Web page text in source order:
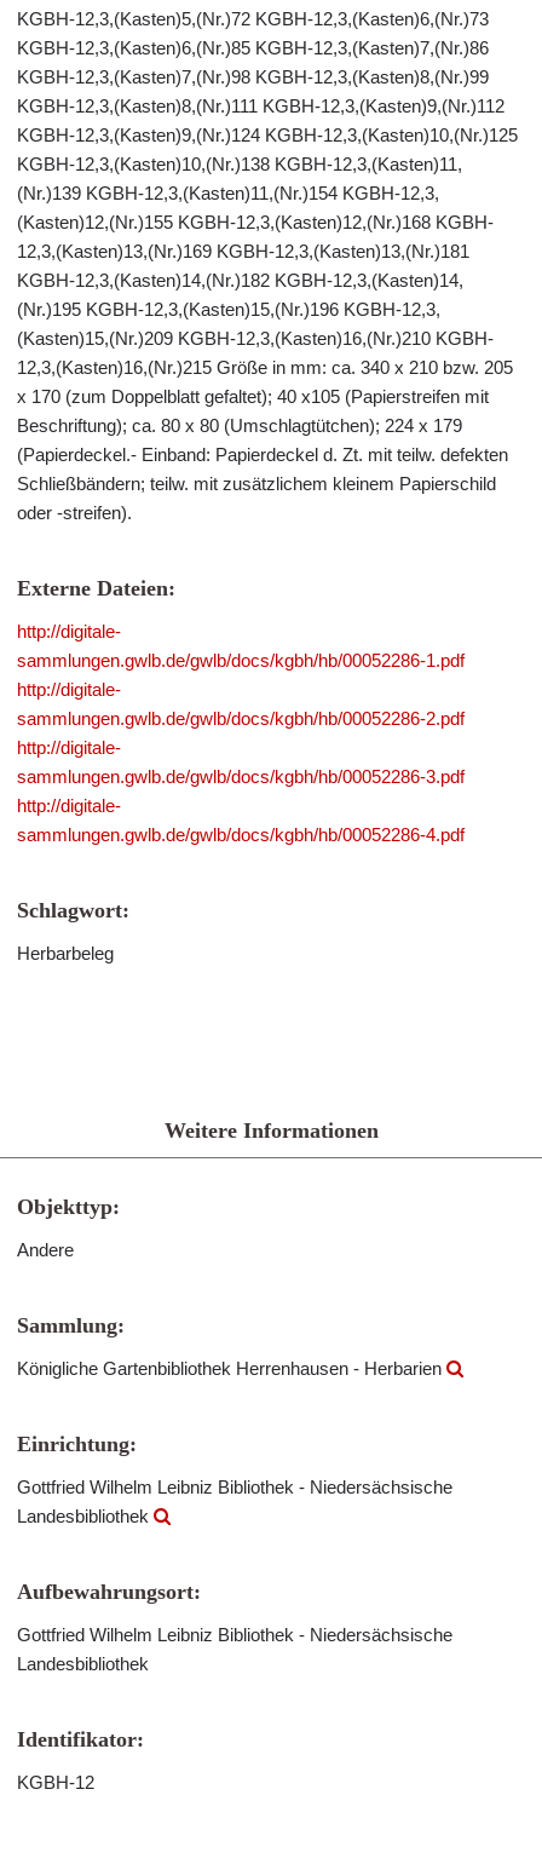
KGBH-12,3,(Kasten)5,(Nr.)72 KGBH-12,3,(Kasten)6,(Nr.)73
KGBH-12,3,(Kasten)6,(Nr.)85 KGBH-12,3,(Kasten)7,(Nr.)86
KGBH-12,3,(Kasten)7,(Nr.)98 KGBH-12,3,(Kasten)8,(Nr.)99
KGBH-12,3,(Kasten)8,(Nr.)111 KGBH-12,3,(Kasten)9,(Nr.)112
KGBH-12,3,(Kasten)9,(Nr.)124 KGBH-12,3,(Kasten)10,(Nr.)125
KGBH-12,3,(Kasten)10,(Nr.)138 KGBH-12,3,(Kasten)11,
(Nr.)139 KGBH-12,3,(Kasten)11,(Nr.)154 KGBH-12,3,
(Kasten)12,(Nr.)155 KGBH-12,3,(Kasten)12,(Nr.)168 KGBH-
12,3,(Kasten)13,(Nr.)169 KGBH-12,3,(Kasten)13,(Nr.)181
KGBH-12,3,(Kasten)14,(Nr.)182 KGBH-12,3,(Kasten)14,
(Nr.)195 KGBH-12,3,(Kasten)15,(Nr.)196 KGBH-12,3,
(Kasten)15,(Nr.)209 KGBH-12,3,(Kasten)16,(Nr.)210 KGBH-
12,3,(Kasten)16,(Nr.)215 Größe in mm: ca. 340 x 210 bzw. 205
x 170 (zum Doppelblatt gefaltet); 40 x105 (Papierstreifen mit
Beschriftung); ca. 80 x 80 (Umschlagtütchen); 224 x 179
(Papierdeckel.- Einband: Papierdeckel d. Zt. mit teilw. defekten
Schließbändern; teilw. mit zusätzlichem kleinem Papierschild
oder -streifen).
Externe Dateien:
http://digitale-
sammlungen.gwlb.de/gwlb/docs/kgbh/hb/00052286-1.pdf
http://digitale-
sammlungen.gwlb.de/gwlb/docs/kgbh/hb/00052286-2.pdf
http://digitale-
sammlungen.gwlb.de/gwlb/docs/kgbh/hb/00052286-3.pdf
http://digitale-
sammlungen.gwlb.de/gwlb/docs/kgbh/hb/00052286-4.pdf
Schlagwort:
Herbarbeleg
Weitere Informationen
Objekttyp:
Andere
Sammlung:
Königliche Gartenbibliothek Herrenhausen - Herbarien
Einrichtung:
Gottfried Wilhelm Leibniz Bibliothek - Niedersächsische
Landesbibliothek
Aufbewahrungsort:
Gottfried Wilhelm Leibniz Bibliothek - Niedersächsische
Landesbibliothek
Identifikator:
KGBH-12